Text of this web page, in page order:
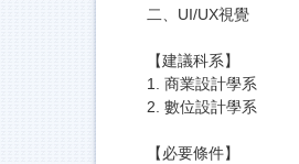
二、UI/UX視覺
【建議科系】
1. 商業設計學系
2. 數位設計學系
【必要條件】